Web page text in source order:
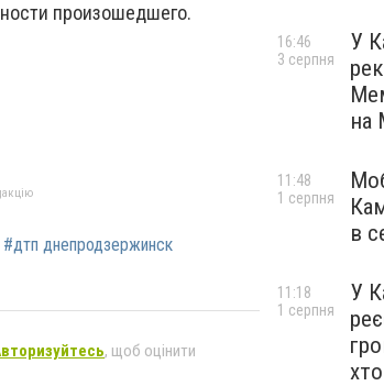
произошедшего.
#дтп днепродзержинск
, щоб оцінити
У
на
16:46
3 серпня
в
11:48
1 серпня
У
11:18
1 серпня